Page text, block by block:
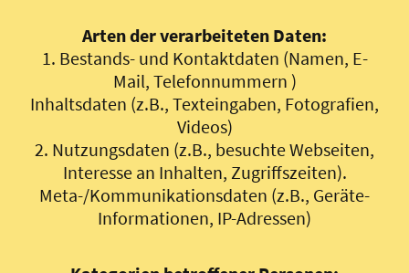
Arten der verarbeiteten Daten:
1. Bestands- und Kontaktdaten (Namen, E-
Mail, Telefonnummern )
Inhaltsdaten (z.B., Texteingaben, Fotografien,
Videos)
2. Nutzungsdaten (z.B., besuchte Webseiten,
Interesse an Inhalten, Zugriffszeiten).
Meta-/Kommunikationsdaten (z.B., Geräte-
Informationen, IP-Adressen)